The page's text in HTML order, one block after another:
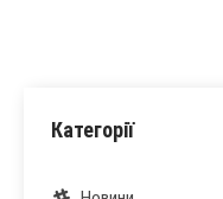
Категорії